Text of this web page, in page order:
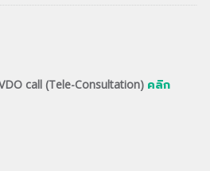
call (Tele-Consultation) คลิก